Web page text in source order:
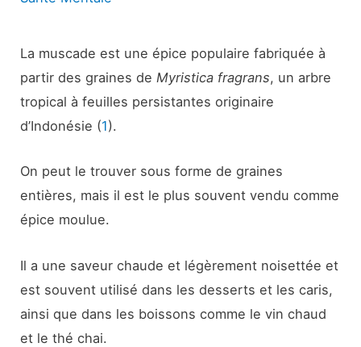
La muscade est une épice populaire fabriquée à
partir des graines deMyristica fragrans, un arbre
tropical à feuilles persistantes originaire
d’Indonésie (1).
On peut le trouver sous forme de graines
entières, mais il est le plus souvent vendu comme
épice moulue.
Il a une saveur chaude et légèrement noisettée et
est souvent utilisé dans les desserts et les caris,
ainsi que dans les boissons comme le vin chaud
et le thé chai.